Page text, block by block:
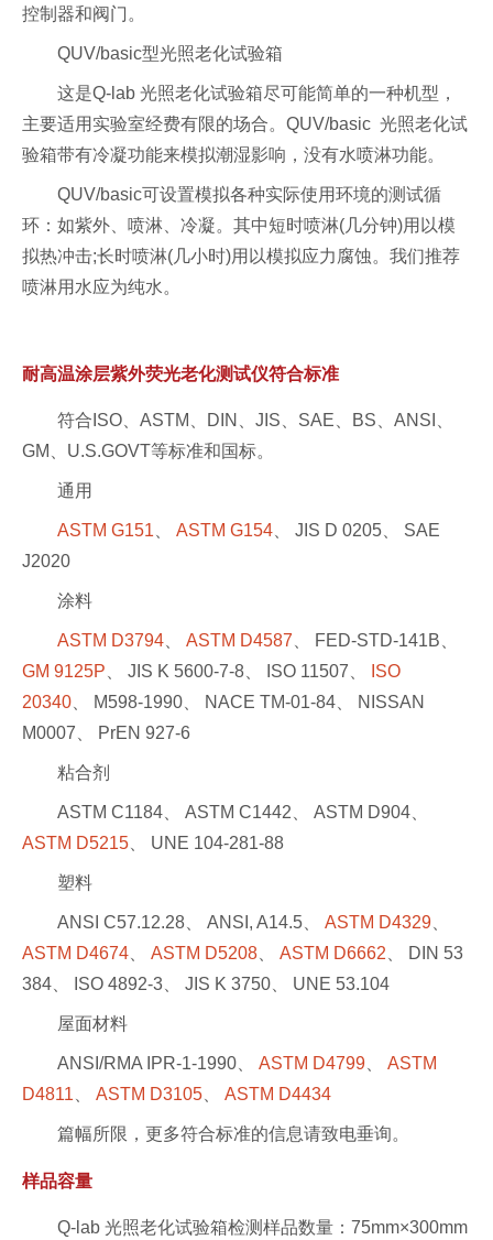
控制器和阀门。
QUV/basic型光照老化试验箱
这是Q-lab 光照老化试验箱尽可能简单的一种机型，
主要适用实验室经费有限的场合。QUV/basic 光照老化试
验箱带有冷凝功能来模拟潮湿影响，没有水喷淋功能。
QUV/basic可设置模拟各种实际使用环境的测试循
环：如紫外、喷淋、冷凝。其中短时喷淋(几分钟)用以模
拟热冲击;长时喷淋(几小时)用以模拟应力腐蚀。我们推荐
喷淋用水应为纯水。
耐高温涂层紫外荧光老化测试仪符合标准
符合ISO、ASTM、DIN、JIS、SAE、BS、ANSI、
GM、U.S.GOVT等标准和国标。
通用
ASTM G151 ASTM G154 、 JIS D 0205、 SAE
J2020
涂料
ASTM D3794 ASTM D4587 、 FED-STD-141B、
GM 9125P 、 JIS K 5600-7-8、 ISO 11507、
ISO
20340 、 M598-1990、 NACE TM-01-84、 NISSAN
M0007、 PrEN 927-6
粘合剂
ASTM C1184、 ASTM C1442、 ASTM D904、
ASTM D5215 、 UNE 104-281-88
塑料
ANSI C57.12.28、 ANSI, A14.5、 ASTM D4329
ASTM D4674
ASTM D5208 ASTM D6662 、 DIN 53
384、 ISO 4892-3、 JIS K 3750、 UNE 53.104
屋面材料
ANSI/RMA IPR-1-1990、 ASTM D4799
ASTM
D4811
ASTM D3105 ASTM D4434
篇幅所限，更多符合标准的信息请致电垂询。
样品容量
Q-lab 光照老化试验箱检测样品数量：75mm×300mm